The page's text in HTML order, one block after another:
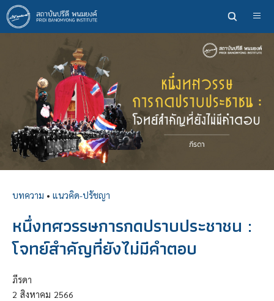
ข้าม
ไป
ยัง
บทความ • แนวคิด-ปรัชญา
หนึ่งทศวรรษการกดปราบประชาชน :
โจทย์สำคัญที่ยังไม่มีคำตอบ
ภีรดา
2 สิงหาคม 2566